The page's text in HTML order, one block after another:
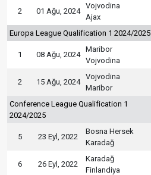
2 01 Ağu, 2024
Vojvodina
Ajax
Europa League Qualification 1 2024/2025
1 08 Ağu, 2024
Maribor
Vojvodina
2 15 Ağu, 2024
Vojvodina
Maribor
Conference League Qualification 1
2024/2025
5 23 Eyl, 2022
Bosna Hersek
Karadağ
6 26 Eyl, 2022
Karadağ
Finlandiya